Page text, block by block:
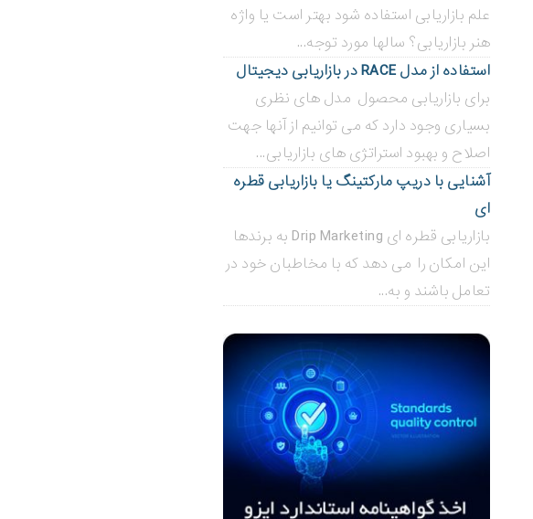
علم بازاریابی استفاده شود بهتر است یا واژه
هنر بازاریابی؟ سالها مورد توجه...
استفاده از مدل RACE در بازاریابی دیجیتال
برای بازاریابی محصول مدل های نظری
بسیاری وجود دارد که می توانیم از آنها جهت
اصلاح و بهبود استراتژی های بازاریابی...
آشنایی با دریپ مارکتینگ یا بازاریابی قطره
ای
بازاریابی قطره ای Drip Marketing به برندها
این امکان را می دهد که با مخاطبان خود در
تعامل باشند و به...